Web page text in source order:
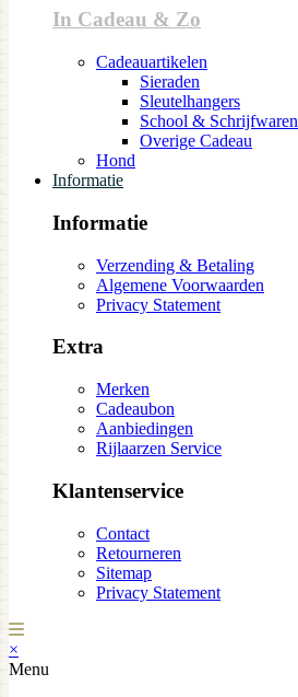
In Cadeau & Zo
Cadeauartikelen
Sieraden
Sleutelhangers
School & Schrijfwaren
Overige Cadeau
Hond
Informatie
Informatie
Verzending & Betaling
Algemene Voorwaarden
Privacy Statement
Extra
Merken
Cadeaubon
Aanbiedingen
Rijlaarzen Service
Klantenservice
Contact
Retourneren
Sitemap
Privacy Statement
×
Menu